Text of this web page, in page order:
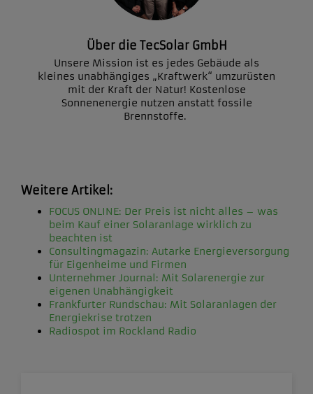
Über die TecSolar GmbH
Unsere Mission ist es jedes Gebäude als
kleines unabhängiges „Kraftwerk“ umzurüsten
mit der Kraft der Natur! Kostenlose
Sonnenenergie nutzen anstatt fossile
Brennstoffe.
Weitere Artikel:
FOCUS ONLINE: Der Preis ist nicht alles – was
beim Kauf einer Solaranlage wirklich zu
beachten ist
Consultingmagazin: Autarke Energieversorgung
für Eigenheime und Firmen
Unternehmer Journal: Mit Solarenergie zur
eigenen Unabhängigkeit
Frankfurter Rundschau: Mit Solaranlagen der
Energiekrise trotzen
Radiospot im Rockland Radio